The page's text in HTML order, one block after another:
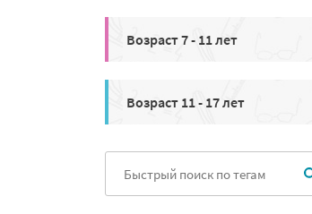
Возраст 7 - 11 лет
Возраст 11 - 17 лет